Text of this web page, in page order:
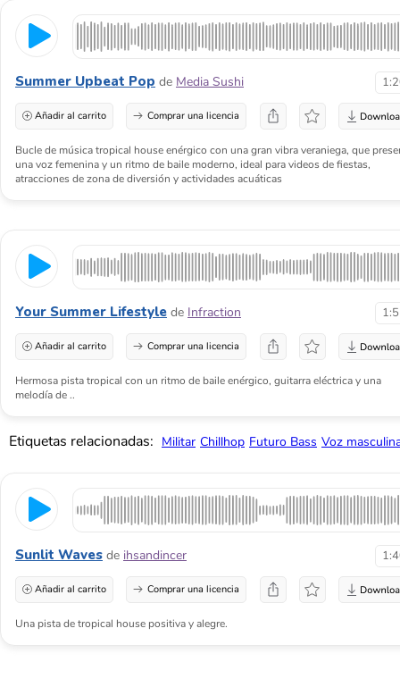
Summer Upbeat Pop de Media Sushi
Añadir al carrito Comprar una licencia
Bucle de música tropical house enérgico con una gran vibra veraniega, que
una voz femenina y un ritmo de baile moderno, ideal para videos de fiestas,
atracciones de zona de diversión y actividades acuáticas
Your Summer Lifestyle de Infraction
Añadir al carrito Comprar una licencia
Hermosa pista tropical con un ritmo de baile enérgico, guitarra eléctrica y una
melodía de ..
Etiquetas relacionadas: Militar Chillhop Futuro Bass Voz
Sunlit Waves de ihsandincer
Añadir al carrito Comprar una licencia
Una pista de tropical house positiva y alegre.